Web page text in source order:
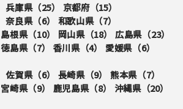
兵庫県（25） 京都府（15）
奈良県（6） 和歌山県（7）
島根県（10） 岡山県（18） 広島県（23）
徳島県（7） 香川県（4） 愛媛県（6）
佐賀県（6） 長崎県（9） 熊本県（7）
宮崎県（9） 鹿児島県（8） 沖縄県（20）